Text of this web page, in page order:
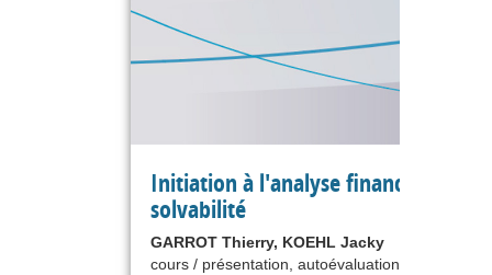
Initiation à l'analyse financière - La
solvabilité
GARROT Thierry, KOEHL Jacky
cours / présentation, autoévaluation, étude de